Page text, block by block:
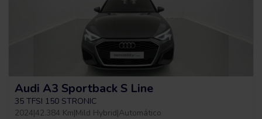
Audi A3 Sportback S Line
35 TFSI 150 STRONIC
2024|42.384 Km|Mild Hybrid|Automático